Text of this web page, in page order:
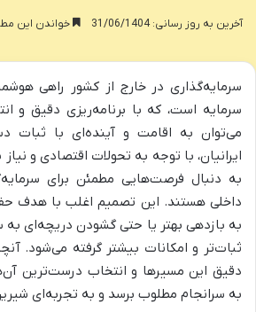
آخرین به روز رسانی: 31/06/1404 خواندن این مطلب 15 دقیقه
سرمایه‌گذاری در خارج از کشور راهی
سرمایه است، که با برنامه‌ریزی دقیق و
می‌توان به اقامت و آینده‌ای با ثبات
ایرانیان، با توجه به تحولات اقتصادی و
به دنبال فرصت‌هایی مطمئن برای
داخلی هستند. این تصمیم اغلب با هدف
به بازدهی بهتر یا حتی گشودن دریچه‌ای به
ثبات‌تر و امکانات بیشتر گرفته می‌شود.
دقیق این مسیرها و انتخاب درست‌ترین
به سرانجام مطلوب برسد و به تجربه‌ای